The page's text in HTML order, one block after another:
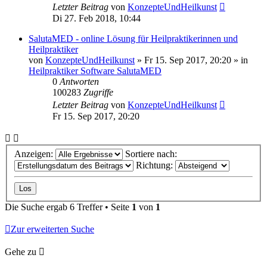
Letzter Beitrag von KonzepteUndHeilkunst
Di 27. Feb 2018, 10:44
SalutaMED - online Lösung für Heilpraktikerinnen und
Heilpraktiker
von KonzepteUndHeilkunst » Fr 15. Sep 2017, 20:20 » in
Heilpraktiker Software SalutaMED
0 Antworten
100283 Zugriffe
Letzter Beitrag von KonzepteUndHeilkunst
Fr 15. Sep 2017, 20:20
Anzeigen:
Sortiere nach:
Richtung:
Die Suche ergab 6 Treffer • Seite 1 von 1
Zur erweiterten Suche
Gehe zu